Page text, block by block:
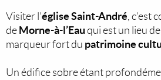
Visiter l’église Saint-André, c’est
de Morne-à-l’Eau qui est un lieu de
marqueur fort du patrimoine
Un édifice sobre étant